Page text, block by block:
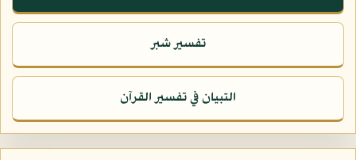
تفسير شبر
التبيان في تفسير القرآن